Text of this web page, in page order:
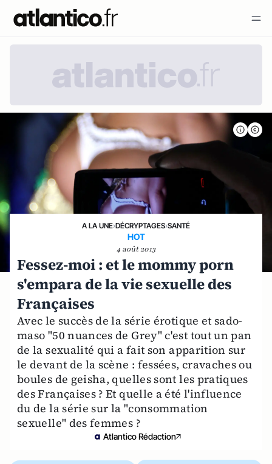
A LA UNE›DÉCRYPTAGES›SANTÉ
HOT
4 août 2013
Fessez-moi : et le mommy porn
s'empara de la vie sexuelle des
Françaises
Avec le succès de la série érotique et sado-
maso "50 nuances de Grey" c'est tout un pan
de la sexualité qui a fait son apparition sur
le devant de la scène : fessées, cravaches ou
boules de geisha, quelles sont les pratiques
des Françaises ? Et quelle a été l'influence
du de la série sur la "consommation
sexuelle" des femmes ?
Atlantico Rédaction